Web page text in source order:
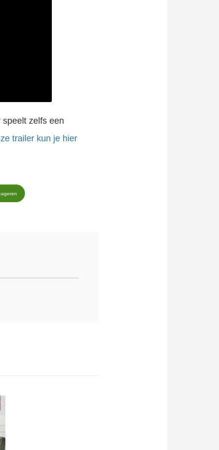
zelfs een
trailer kun je hier